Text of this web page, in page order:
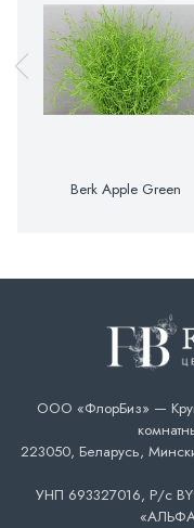
Berk Apple Green
ООО «ФлорБиз» —
223050, Беларусь,
УНП 693327016, Р/с